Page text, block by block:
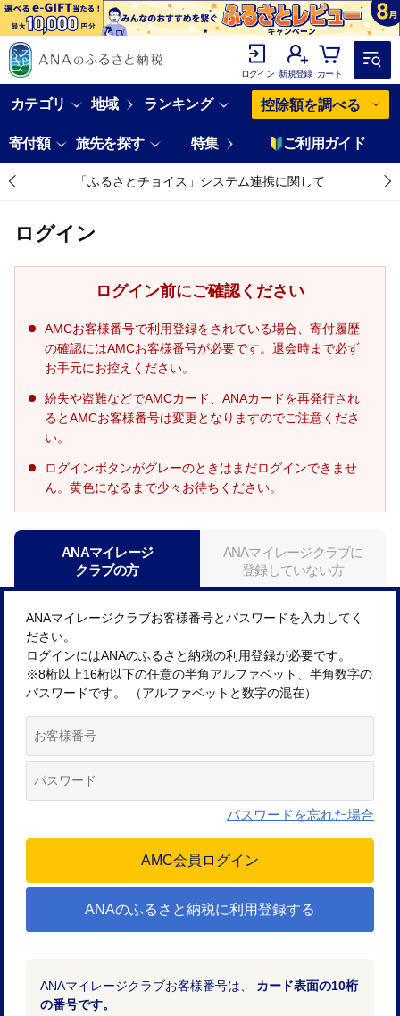
ログイン 新規登録 カート
カテゴリ 地域 ランキング 控除額を調べる
寄付額 旅先を探す 特集 ご利用ガイド
「ふるさとチョイス」システム連携に関して
ログイン
ログイン前にご確認ください
AMCお客様番号で利用登録をされている場合、寄付履歴
の確認にはAMCお客様番号が必要です。退会時まで必ず
お手元にお控えください。
紛失や盗難などでAMCカード、ANAカードを再発行され
るとAMCお客様番号は変更となりますのでご注意くださ
い。
ログインボタンがグレーのときはまだログインできませ
ん。黄色になるまで少々お待ちください。
ANAマイレージ
クラブの方
ANAマイレージクラブに
登録していない方
ANAマイレージクラブお客様番号とパスワードを入力してく
ださい。
ログインにはANAのふるさと納税の利用登録が必要です。
※8桁以上16桁以下の任意の半角アルファベット、半角数字の
パスワードです。 （アルファベットと数字の混在）
パスワードを忘れた場合
ANAのふるさと納税に利用登録する
ANAマイレージクラブお客様番号は、 カード表面の10桁
の番号です。